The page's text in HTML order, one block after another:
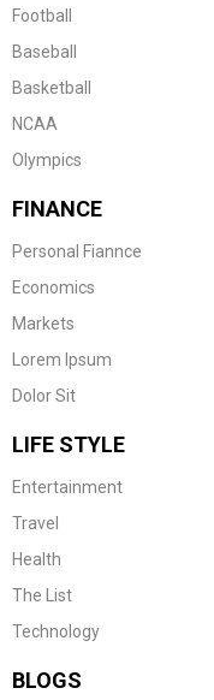
Football
Baseball
Basketball
NCAA
Olympics
FINANCE
Personal Fiannce
Economics
Markets
Lorem Ipsum
Dolor Sit
LIFE STYLE
Entertainment
Travel
Health
The List
Technology
BLOGS